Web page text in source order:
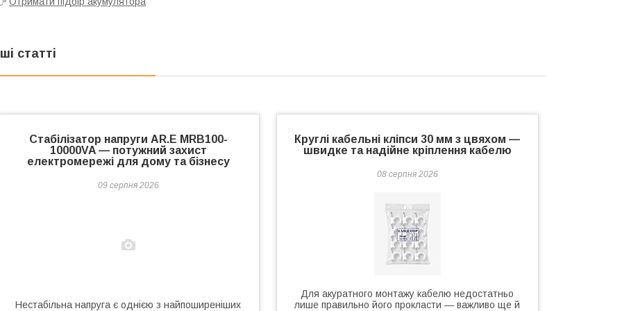
статті
Стабілізатор напруги AR.E MRB100-
10000VA — потужний захист
електромережі для дому та бізнесу
09 серпня 2026
Нестабільна напруга є однією з найпоширеніших
Круглі кабельні кліпси 30 мм з цвяхом —
швидке та надійне кріплення кабелю
08 серпня 2026
Для акуратного монтажу кабелю недостатньо
лише правильно його прокласти — важливо ще й